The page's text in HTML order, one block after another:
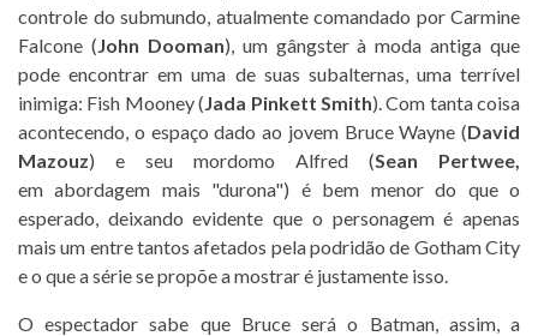
controle do submundo, atualmente comandado por Carmine
Falcone (John Dooman), um gângster à moda antiga que
pode encontrar em uma de suas subalternas, uma terrível
inimiga: Fish Mooney (Jada Pinkett Smith). Com tanta coisa
acontecendo, o espaço dado ao jovem Bruce Wayne (David
Mazouz) e seu mordomo Alfred (Sean Pertwee,
em abordagem mais "durona") é bem menor do que o
esperado, deixando evidente que o personagem é apenas
mais um entre tantos afetados pela podridão de Gotham City
e o que a série se propõe a mostrar é justamente isso.
O espectador sabe que Bruce será o Batman, assim, a